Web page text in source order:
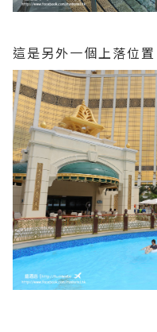
這是另外一個上落位置